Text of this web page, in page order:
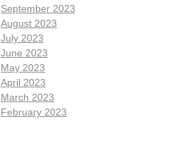
September 2023
August 2023
July 2023
June 2023
May 2023
April 2023
March 2023
February 2023